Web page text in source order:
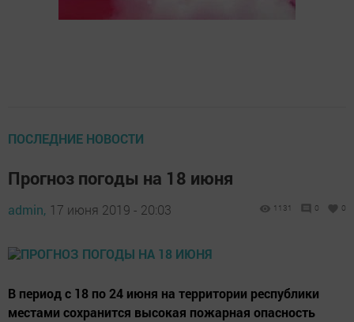
ПОСЛЕДНИЕ НОВОСТИ
Прогноз погоды на 18 июня
admin, 17 июня 2019 - 20:03 1131 0 0
В период с 18 по 24 июня на территории республики
местами сохранится высокая пожарная опасность